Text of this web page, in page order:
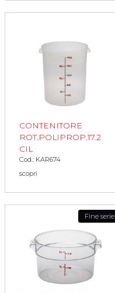
CONTENITORE
ROT.POLIPROP.17.2
CIL
Cod.: KAR674
scopri
Fine serie